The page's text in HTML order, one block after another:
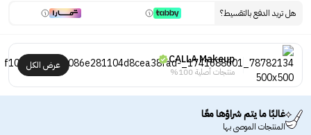
هل تريد الدفع بالتقسيط؟
CALLA Makeup
منتجات أصلية 100%
عرض الكل
غالبًا ما يتم شراؤها معًا
المنتجات الموصى بها